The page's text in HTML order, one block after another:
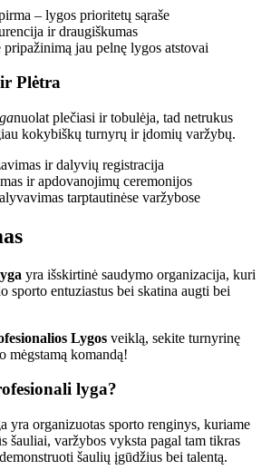
– lygos prioritetų sąraše
ir draugiškumas
jau pelnę lygos atstovai
Plėtra
nuolat plečiasi ir tobulėja, tad netrukus
kokybiškų turnyrų ir įdomių varžybų.
ir dalyvių registracija
ir apdovanojimų ceremonijos
tarptautinėse varžybose
yra išskirtinė saudymo organizacija, kuri
sporto entuziastus bei skatina augti bei
Lygos veiklą, sekite turnyrinę
mėgstamą komandą!
lyga?
yra organizuotas sporto renginys, kuriame
šauliai, varžybos vyksta pagal tam tikras
šaulių įgūdžius bei talentą.